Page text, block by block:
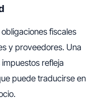
fiscales
y proveedores. Una
refleja
puede traducirse en